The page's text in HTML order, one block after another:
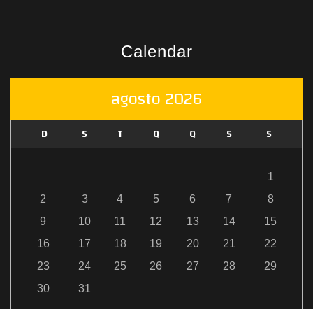
Calendar
agosto 2026
D S T Q Q S S
1
2
3 4 5 6 7
8
9
10 11 12 13 14
15
16
17 18 19 20 21
22
23
24 25 26 27 28
29
30
31